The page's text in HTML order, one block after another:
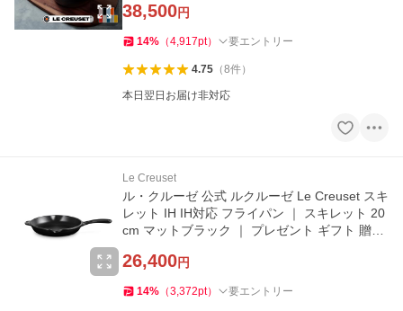
38,500円
14% （4,917pt） 要エントリー
4.75（8件）
本日翌日お届け非対応
Le Creuset
ル・クルーゼ 公式 ルクルーゼ Le Creuset スキ
レット IH IH対応 フライパン ｜ スキレット 20
cm マットブラック ｜ プレゼント ギフト 贈り
26,400円
14% （3,372pt） 要エントリー